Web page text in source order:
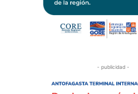
- publicidad -